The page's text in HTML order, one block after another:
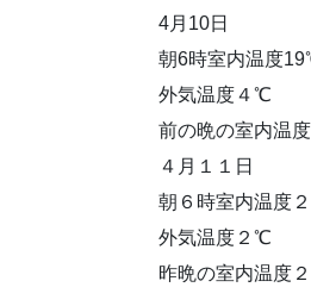
4月10日
朝6時室内温度
外気温度４℃
前の晩の室内温
４月１１日
朝６時室内温度
外気温度２℃
昨晩の室内温度